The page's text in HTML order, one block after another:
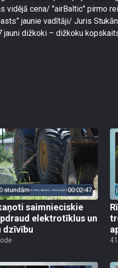
vidējā cena/ "airBaltic" pirmo
jaunie vadītāji/ Juris
dižkoki – dižkoku
stundām 00:02:47
saimnieciskie
elektrotīklus un
dzīvību